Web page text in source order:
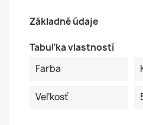
Základné údaje
Tabuľka vlastností
Farba
Veľkosť